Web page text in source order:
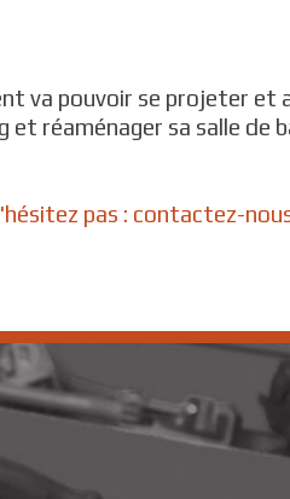
va pouvoir se projeter et
réaménager sa salle de
pas : contactez-